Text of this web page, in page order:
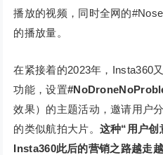
播放的视频，同时全网的
的播放量。
在紧接着的2023年，Insta360
功能，设置
效果）的主题活动，邀请用户
的类似航拍大片。 这种“用户创
Insta360此后的营销之路越走越